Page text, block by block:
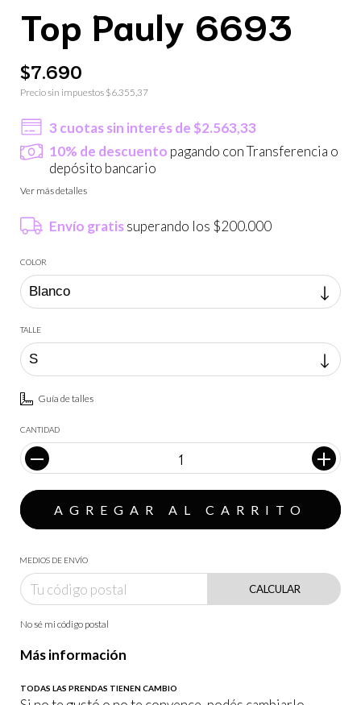
Top Pauly 6693
$7.690
Precio sin impuestos $6.355,37
3 cuotas sin interés de$2.563,33
10% de descuento pagando con Transferencia o
depósito bancario
Ver más detalles
Envío gratissuperando los $200.000
COLOR
TALLE
Guía de talles
CANTIDAD
MEDIOS DE ENVÍO
CALCULAR
No sé mi código postal
Más información
TODAS LAS PRENDAS TIENEN CAMBIO